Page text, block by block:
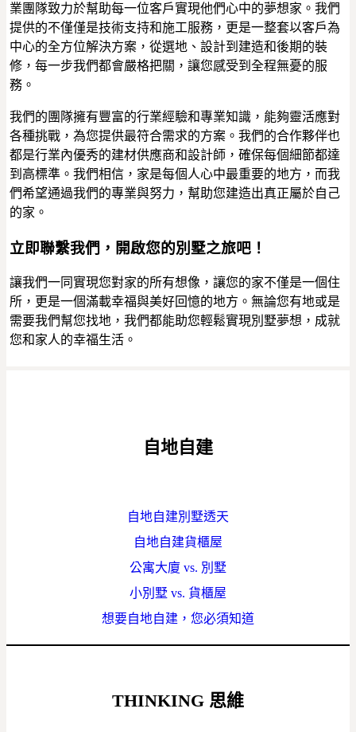
業團隊致力於幫助每一位客戶實現他們心中的夢想家。我們
提供的不僅僅是技術支持和施工服務，更是一整套以客戶為
中心的全方位解決方案，從選地、設計到建造和後期的裝
修，每一步我們都會嚴格把關，讓您感受到全程無憂的服
務。
我們的團隊擁有豐富的行業經驗和專業知識，能夠靈活應對
各種挑戰，為您提供最符合需求的方案。我們的合作夥伴也
都是行業內優秀的建材供應商和設計師，確保每個細節都達
到高標準。我們相信，家是每個人心中最重要的地方，而我
們希望通過我們的專業與努力，幫助您建造出真正屬於自己
的家。
立即聯繫我們，開啟您的別墅之旅吧！
讓我們一同實現您對家的所有想像，讓您的家不僅是一個住
所，更是一個滿載幸福與美好回憶的地方。無論您有地或是
需要我們幫您找地，我們都能助您輕鬆實現別墅夢想，成就
您和家人的幸福生活。
自地自建
自地自建別墅透天
自地自建貨櫃屋
公寓大廈 vs. 別墅
小別墅 vs. 貨櫃屋
想要自地自建，您必須知道
THINKING 思維